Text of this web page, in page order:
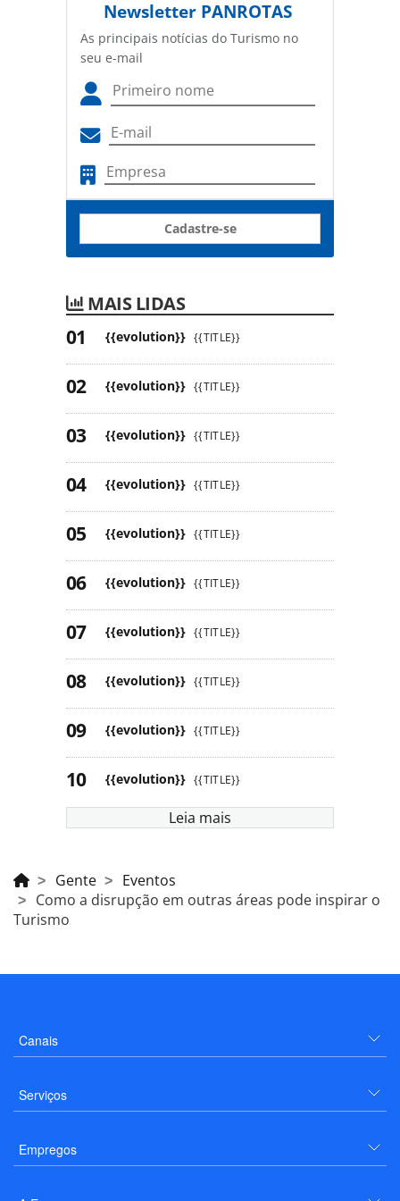
Newsletter PANROTAS
As principais notícias do Turismo no
seu e-mail
Cadastre-se
MAIS LIDAS
{{evolution}} {{TITLE}}
{{evolution}} {{TITLE}}
{{evolution}} {{TITLE}}
{{evolution}} {{TITLE}}
{{evolution}} {{TITLE}}
{{evolution}} {{TITLE}}
{{evolution}} {{TITLE}}
{{evolution}} {{TITLE}}
{{evolution}} {{TITLE}}
{{evolution}} {{TITLE}}
Leia mais
Gente
Eventos
Como a disrupção em outras áreas pode inspirar o
Turismo
Canais
Serviços
Empregos